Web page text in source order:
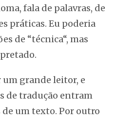
fala de palavras, de
práticas. Eu poderia
de “técnica“, mas
grande leitor, e
de tradução entram
um texto. Por outro